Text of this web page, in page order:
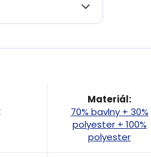
Materiál:
70% bavlny + 30%
polyester + 100%
polyester